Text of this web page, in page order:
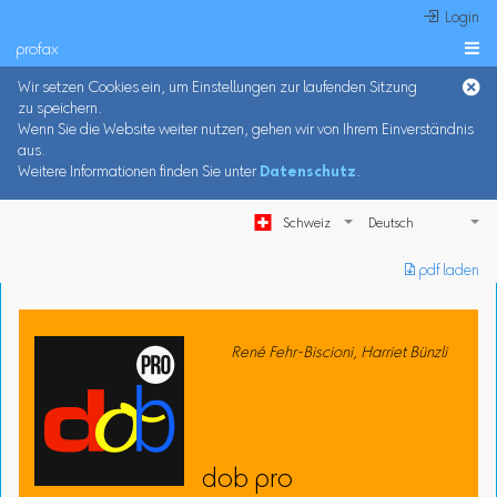
 Login
profax 
Wir setzen Cookies ein, um Einstellungen zur laufenden Sitzung
zu speichern.
Wenn Sie die Website weiter nutzen, gehen wir von Ihrem Einverständnis
aus.
Weitere Informationen finden Sie unter Datenschutz.
Schweiz
︎ pdf laden
René Fehr-Biscioni, Harriet Bünzli
dob pro